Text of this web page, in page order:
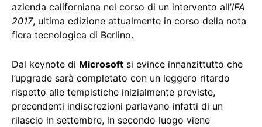
azienda californiana nel corso di un intervento all’IFA
2017, ultima edizione attualmente in corso della nota
fiera tecnologica di Berlino.
Dal keynote di Microsoft si evince innanzittutto che
l’upgrade sarà completato con un leggero ritardo
rispetto alle tempistiche inizialmente previste,
precendenti indiscrezioni parlavano infatti di un
rilascio in settembre, in secondo luogo viene